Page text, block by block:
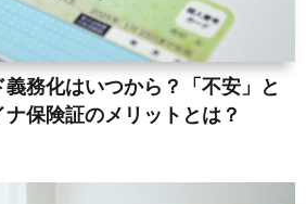
務化はいつから？「不安」と
保険証のメリットとは？